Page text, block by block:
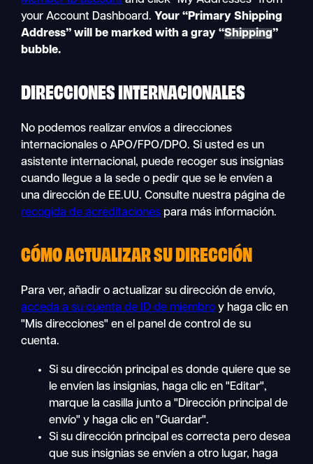
your Account Dashboard. Your “Primary Shipping
Address” will be marked with a gray “Shipping”
bubble.
DIRECCIONES INTERNACIONALES
No podemos realizar envíos a direcciones
internacionales o APO/FPO/DPO. Si usted es un
asistente internacional, puede recoger sus insignias
cuando llegue a la sede o pedir que se le envíen a
una dirección de EE.UU. Consulte nuestra página de
recogida de acreditaciones para más información.
CÓMOACTUALIZAR SU DIRECCIÓN
Para ver, añadir o actualizar su dirección de envío,
acceda a su cuenta de ID de miembro y haga clic en
"Mis direcciones" en el panel de control de su
cuenta.
Si su dirección principal es donde quiere que se
le envíen las insignias, haga clic en "Editar",
marque la casilla junto a "Dirección principal de
envío" y haga clic en "Guardar".
Si su dirección principal es correcta pero desea
que sus insignias se envíen a otro lugar, haga